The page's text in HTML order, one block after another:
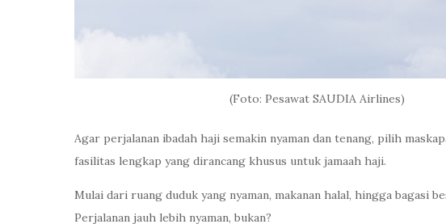
(Foto: Pesawat SAUDIA Airlines)
Agar perjalanan ibadah haji semakin nyaman dan tenang, pilih
fasilitas lengkap yang dirancang khusus untuk jamaah haji.
Mulai dari ruang duduk yang nyaman, makanan halal, hingga bagasi
Perjalanan jauh lebih nyaman, bukan?